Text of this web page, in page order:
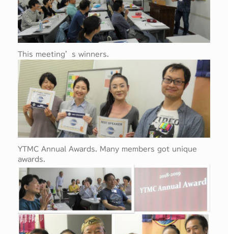
This meeting’s winners.
YTMC Annual Awards. Many members got unique
awards.